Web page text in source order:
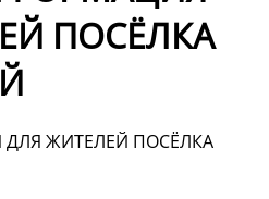
ПОСЁЛКА
ЖИТЕЛЕЙ ПОСЁЛКА